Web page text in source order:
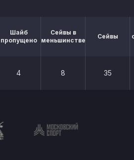
Шайб
пропущено
Сейвы в
меньшинстве
Сейвы
4 8 35